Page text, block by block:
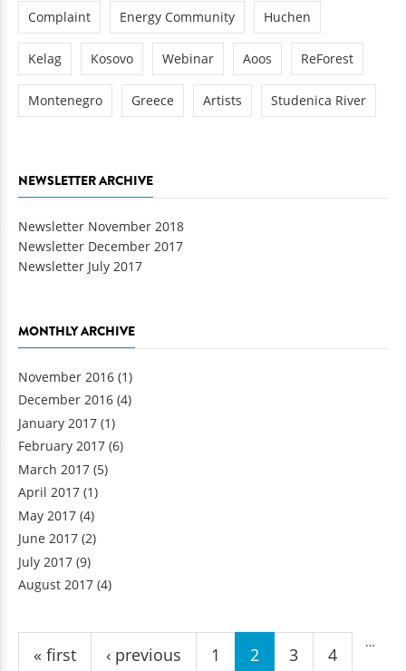
Complaint Energy Community Huchen
Kelag Kosovo Webinar Aoos ReForest
Montenegro Greece Artists Studenica River
NEWSLETTER ARCHIVE
Newsletter November 2018
Newsletter December 2017
Newsletter July 2017
MONTHLY ARCHIVE
November 2016 (1)
December 2016 (4)
January 2017 (1)
February 2017 (6)
March 2017 (5)
April 2017 (1)
May 2017 (4)
June 2017 (2)
July 2017 (9)
August 2017 (4)
Pages
« first ‹ previous 1 2 3 4
…